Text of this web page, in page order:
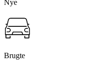
Nye
Brugte